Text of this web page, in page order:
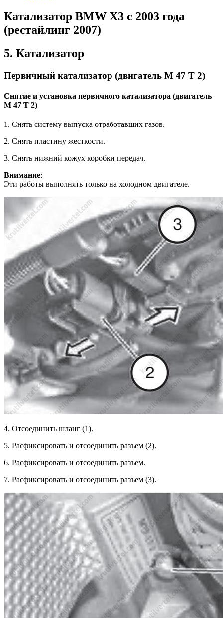
Катализатор BMW X3 с 2003 года
(рестайлинг 2007)
5. Катализатор
Первичный катализатор (двигатель М 47 Т 2)
Снятие и установка первичного катализатора (двигатель
М 47 Т 2)
1. Снять систему выпуска отработавших газов.
2. Снять пластину жесткости.
3. Снять нижний кожух коробки передач.
Внимание:
Эти работы выполнять только на холодном двигателе.
4. Отсоединить шланг (1).
5. Расфиксировать и отсоединить разъем (2).
6. Расфиксировать и отсоединить разъем.
7. Расфиксировать и отсоединить разъем (3).